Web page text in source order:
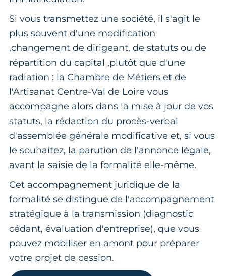
Si vous transmettez une société, il s'agit le
plus souvent d'une modification
,changement de dirigeant, de statuts ou de
répartition du capital ,plutôt que d'une
radiation : la Chambre de Métiers et de
l'Artisanat Centre-Val de Loire vous
accompagne alors dans la mise à jour de vos
statuts, la rédaction du procès-verbal
d'assemblée générale modificative et, si vous
le souhaitez, la parution de l'annonce légale,
avant la saisie de la formalité elle-même.
Cet accompagnement juridique de la
formalité se distingue de l'accompagnement
stratégique à la transmission (diagnostic
cédant, évaluation d'entreprise), que vous
pouvez mobiliser en amont pour préparer
votre projet de cession.